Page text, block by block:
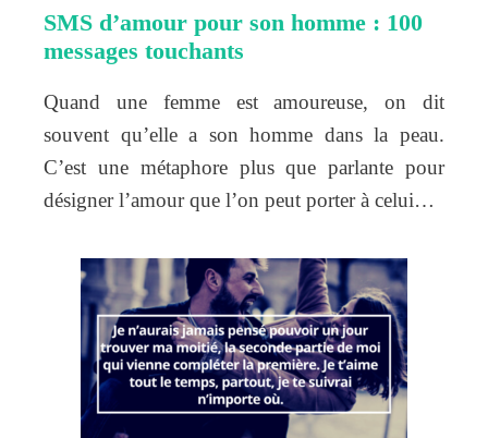
SMS d’amour pour son homme : 100
messages touchants
Quand une femme est amoureuse, on dit
souvent qu’elle a son homme dans la peau.
C’est une métaphore plus que parlante pour
désigner l’amour que l’on peut porter à celui…